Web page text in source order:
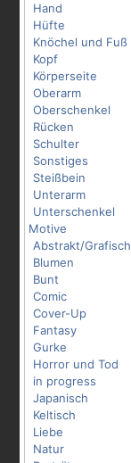
Hand
Hüfte
Knöchel und Fuß
Kopf
Körperseite
Oberarm
Oberschenkel
Rücken
Schulter
Sonstiges
Steißbein
Unterarm
Unterschenkel
Motive
Abstrakt/Grafisch
Blumen
Bunt
Comic
Cover-Up
Fantasy
Gurke
Horror und Tod
in progress
Japanisch
Keltisch
Liebe
Natur